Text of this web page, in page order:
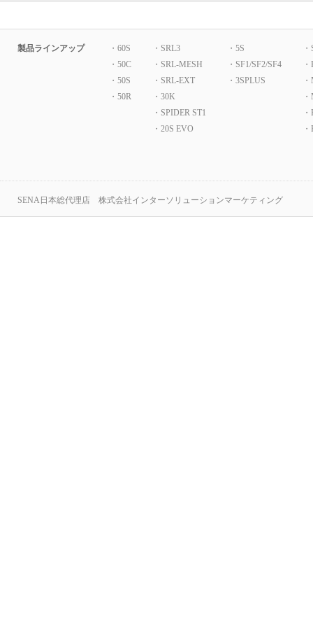
製品ラインアップ
・60S
・50C
・50S
・50R
・SRL3
・SRL-MESH
・SRL-EXT
・30K
・SPIDER ST1
・20S EVO
・5S
・SF1/SF2/SF4
・3SPLUS
SENA日本総代理店 株式会社インターソリューションマーケティング